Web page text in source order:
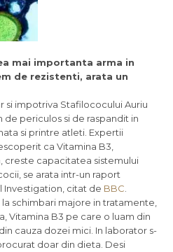
mai importanta arma in
de rezistenti, arata un
si impotriva Stafilococului Auriu
periculos si de raspandit in
si printre atleti. Expertii
ca Vitamina B3,
creste capacitatea sistemului
se arata intr-un raport
Investigation, citat de BBC
schimbari majore in tratamente,
Vitamina B3 pe care o luam din
cauza dozei mici. In laborator s-
doar din dieta. Desi